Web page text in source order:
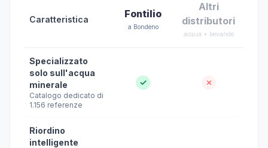
Caratteristica Fontilio
a Bondeno
Altri
distributori
acqua + bevande
Specializzato
solo sull'acqua
minerale
Catalogo dedicato di
1.156 referenze
✓ ✗
Riordino
intelligente